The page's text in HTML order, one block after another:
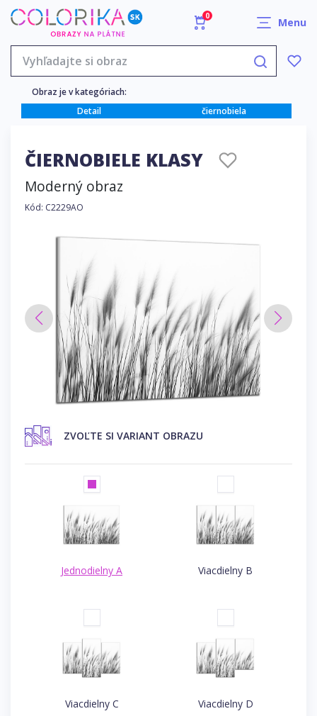
0 Menu
Obraz je v kategóriach:
Detail
čiernobiela
ČIERNOBIELE KLASY
Moderný obraz
Kód: C2229AO
ZVOĽTE SI VARIANT OBRAZU
Jednodielny A Viacdielny B
Viacdielny C Viacdielny D